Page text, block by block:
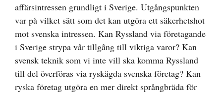
affärsintressen grundligt i Sverige. Utgångspunkten
var på vilket sätt som det kan utgöra ett säkerhetshot
mot svenska intressen. Kan Ryssland via företagande
i Sverige strypa vår tillgång till viktiga varor? Kan
svensk teknik som vi inte vill ska komma Ryssland
till del överföras via ryskägda svenska företag? Kan
ryska företag utgöra en mer direkt språngbräda för